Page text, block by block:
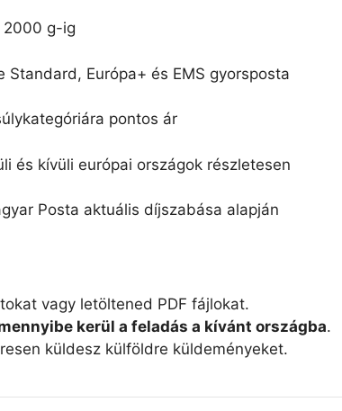
g-ig
Standard, Európa+ és EMS gyorsposta
pontos ár
és kívüli európai országok részletesen
Posta aktuális díjszabása alapján
vagy letöltened PDF fájlokat.
kerül a feladás a kívánt országba.
küldesz külföldre küldeményeket.